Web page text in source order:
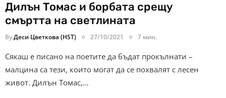
Дилън Томас и борбата срещу
смъртта на светлината
ByДеси Цветкова (HST) 27/10/2021 7 мин.
Сякаш е писано на поетите да бъдат прокълнати –
малцина са тези, които могат да се похвалят с лесен
живот. Дилън Томас,…